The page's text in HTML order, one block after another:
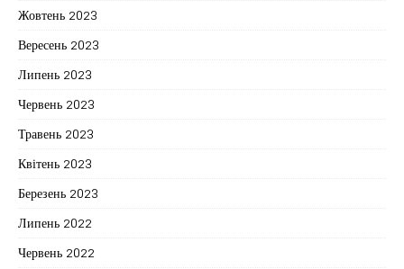
Жовтень 2023
Вересень 2023
Липень 2023
Червень 2023
Травень 2023
Квітень 2023
Березень 2023
Липень 2022
Червень 2022